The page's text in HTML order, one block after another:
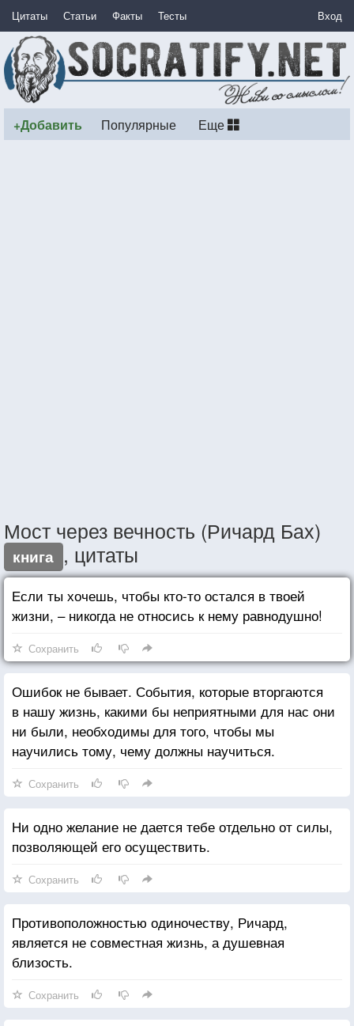
Цитаты Статьи Факты Тесты Вход
+Добавить Популярные Еще
Мост через вечность (Ричард Бах)
книга , цитаты
Если ты хочешь, чтобы кто-то остался в твоей
жизни, – никогда не относись к нему равнодушно!
Сохранить
Ошибок не бывает. События, которые вторгаются
в нашу жизнь, какими бы неприятными для нас они
ни были, необходимы для того, чтобы мы
научились тому, чему должны научиться.
Сохранить
Ни одно желание не дается тебе отдельно от силы,
позволяющей его осуществить.
Сохранить
Противоположностью одиночеству, Ричард,
является не совместная жизнь, а душевная
близость.
Сохранить